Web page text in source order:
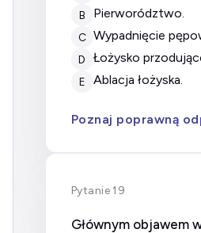
B pierworództwo.
C wypadnięcie
D łożysko
E ablacja łożyska.
Poznaj poprawną
Pytanie 19
Głównym objawem